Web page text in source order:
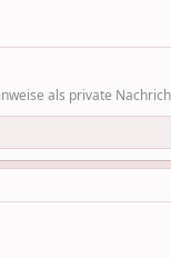
als private